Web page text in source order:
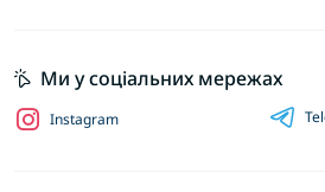
Ми у соціальних мережах
Instagram